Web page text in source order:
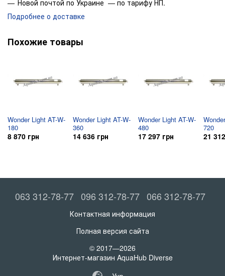
Смотровое окно
Температура воды
Электрические параметры
Потребляемая мощность,
52
Мощность излучения, Вт
Тип лампы WS30D/P UV-C
Блок управления (габариты), мм
Индикатор «вкл./выкл.»
Индикатор наличия излучения
Новой почтой по Украине — по тарифу НП.
Подробнее о доставке
Похожие товары
Wonder Light AT-W-
180
8 870 грн
Wonder Light AT-W-
360
14 636 грн
Wonder Light AT-W-
480
17 297 грн
720
21
063 312-78-77 096 312-78-77 066 312-78-77
Контактная информация
Полная версия сайта
© 2017—2026
Интернет-магазин AquaHub Diverse